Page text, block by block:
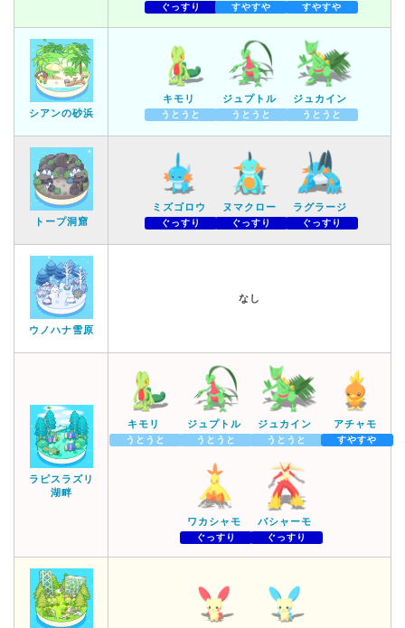
ぐっすり すやすや すやすや
シアンの砂浜
キモリ
うとうと
ジュプトル
うとうと
ジュカイン
うとうと
トープ洞窟
ミズゴロウ
ぐっすり
ヌマクロー
ぐっすり
ラグラージ
ぐっすり
ウノハナ雪原
なし
ラピスラズリ
湖畔
キモリ
うとうと
ジュプトル
うとうと
ジュカイン
うとうと
アチャモ
すやすや
ワカシャモ
ぐっすり
バシャーモ
ぐっすり